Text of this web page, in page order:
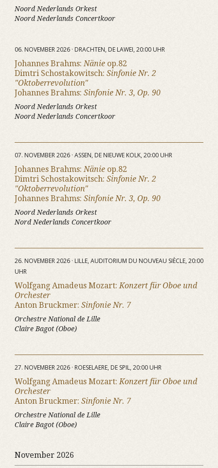
Noord Nederlands Orkest
Noord Nederlands Concertkoor
06. NOVEMBER 2026 · DRACHTEN, DE LAWEI, 20:00 UHR
Johannes Brahms:Nänie op.82
Dimtri Schostakowitsch: Sinfonie Nr. 2
"Oktoberrevolution"
Johannes Brahms: Sinfonie Nr. 3, Op. 90
Noord Nederlands Orkest
Noord Nederlands Concertkoor
07. NOVEMBER 2026 · ASSEN, DE NIEUWE KOLK, 20:00 UHR
Johannes Brahms:Nänie op.82
Dimtri Schostakowitsch: Sinfonie Nr. 2
"Oktoberrevolution"
Johannes Brahms: Sinfonie Nr. 3, Op. 90
Noord Nederlands Orkest
Nord Nederlands Concertkoor
26. NOVEMBER 2026 · LILLE, AUDITORIUM DU NOUVEAU SIÈCLE, 20:00
UHR
Wolfgang Amadeus Mozart:Konzert für Oboe und
Orchester
Anton Bruckmer: Sinfonie Nr. 7
Orchestre National de Lille
Claire Bagot (Oboe)
27. NOVEMBER 2026 · ROESELAERE, DE SPIL, 20:00 UHR
Wolfgang Amadeus Mozart:Konzert für Oboe und
Orchester
Anton Bruckmer: Sinfonie Nr. 7
Orchestre National de Lille
Claire Bagot (Oboe)
November 2026